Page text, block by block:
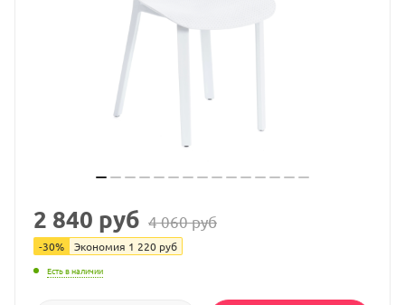
2 840 руб 4 060руб
-30% Экономия 1 220 руб
Есть в наличии